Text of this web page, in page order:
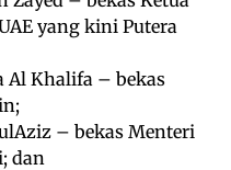
yang kini Putera
Al Khalifa – bekas
– bekas Menteri
dan